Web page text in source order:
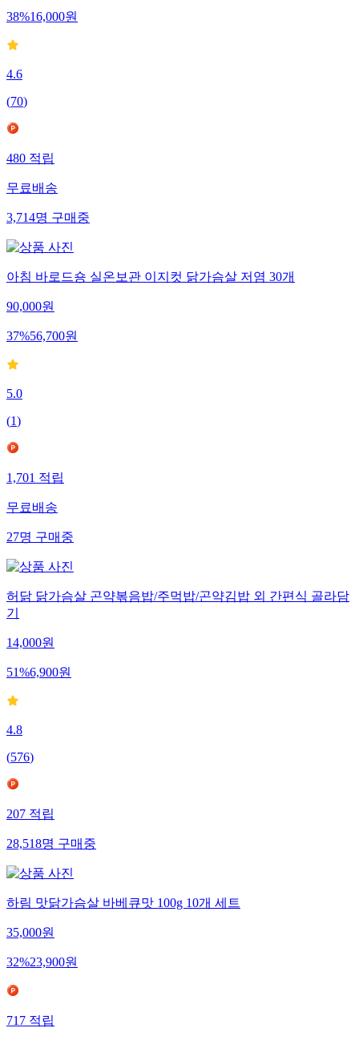
38%16,000원
4.6
(70)
480적립
무료배송
3,714명구매중
아침 바로드숑 실온보관 이지컷 닭가슴살 저염 30개
90,000원
37%56,700원
5.0
(1)
1,701적립
무료배송
27명구매중
허닭 닭가슴살 곤약볶음밥/주먹밥/곤약김밥 외 간편식 골라담
기
14,000원
51%6,900원
4.8
(576)
207적립
28,518명구매중
하림 맛닭가슴살 바베큐맛 100g 10개 세트
35,000원
32%23,900원
717적립